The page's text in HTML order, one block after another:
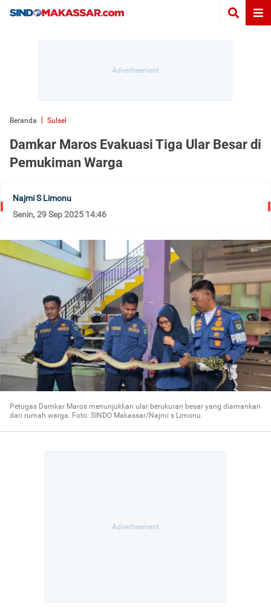
Beranda Sulsel
Damkar Maros Evakuasi Tiga Ular Besar di
Pemukiman Warga
Najmi S Limonu
Senin, 29 Sep 2025 14:46
Petugas Damkar Maros menunjukkan ular berukuran besar yang diamankan
dari rumah warga. Foto: SINDO Makassar/Najmi s Limonu